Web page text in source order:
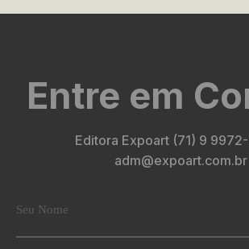
Entre em
Editora Expoart (71) 9
adm@expoart.com.br